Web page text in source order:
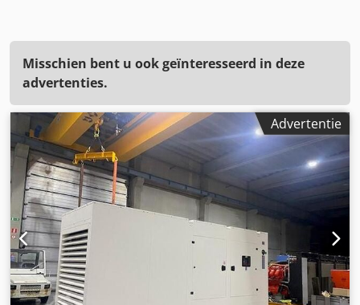
Misschien bent u ook geïnteresseerd in deze
advertenties.
Advertentie